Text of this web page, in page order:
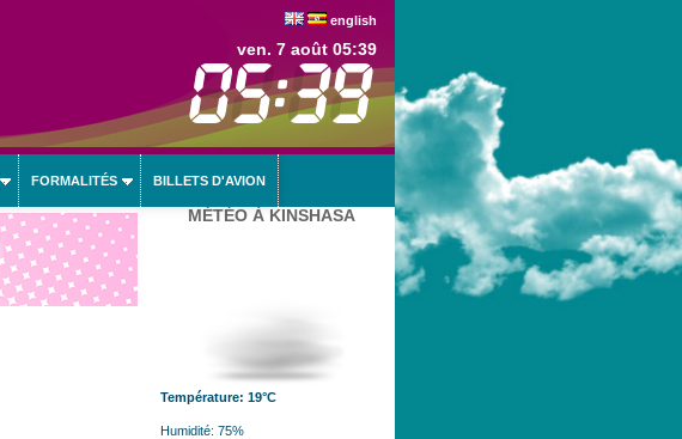
english
ven. 7 août 05:39
FORMALITÉS BILLETS D'AVION
MÉTÉO À KINSHASA
Température: 19°C
Humidité: 75%